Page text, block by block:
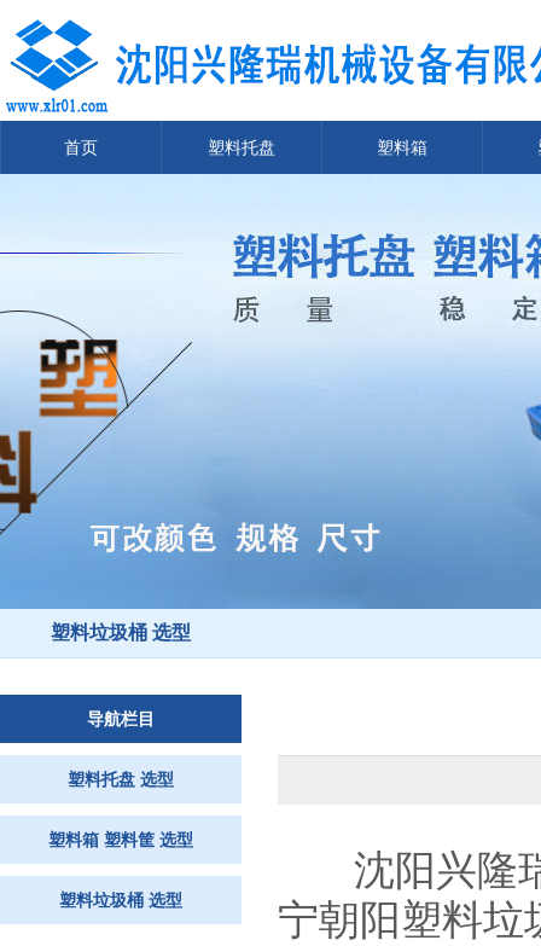
首页 塑料托盘 塑料箱
塑料垃圾桶 选型
导航栏目
塑料托盘 选型
塑料箱 塑料筐 选型
塑料垃圾桶 选型
沈阳兴隆
宁朝阳塑料垃